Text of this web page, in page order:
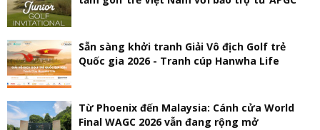
Sẵn sàng khởi tranh Giải Vô địch Golf trẻ
Quốc gia 2026 - Tranh cúp Hanwha Life
Từ Phoenix đến Malaysia: Cánh cửa World
Final WAGC 2026 vẫn đang rộng mở